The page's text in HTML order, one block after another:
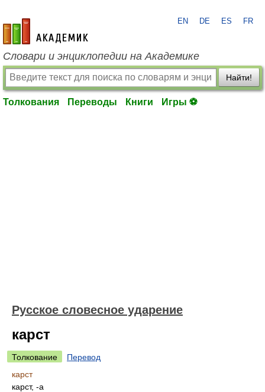
academic.ru
EN DE ES FR
Словари и энциклопедии на Академике
Найти!
Толкования Переводы Книги Игры ⚽
Русское словесное ударение
карст
Толкование
Перевод
карст
карст, -а